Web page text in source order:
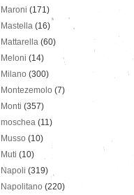
Maroni (171)
Mastella (16)
Mattarella (60)
Meloni (14)
Milano (300)
Montezemolo (7)
Monti (357)
moschea (11)
Musso (10)
Muti (10)
Napoli (319)
Napolitano (220)